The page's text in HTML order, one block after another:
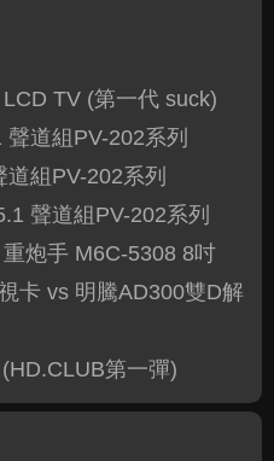
TV (第一代 suck)
聲道組PV-202系列
組PV-202系列
聲道組PV-202系列
炮手 M6C-5308 8吋
卡 vs 明騰AD300雙D解
第一彈)